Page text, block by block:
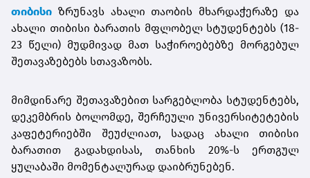
თიბისი ზრუნავს ახალი თაობის მხარდაჭერაზე და
ახალი თიბისი ბარათის მფლობელ სტუდენტებს (18-
23 წელი) მუდმივად მათ საჭიროებებზე მორგებულ
შეთავაზებებს სთავაზობს.
მიმდინარე შეთავაზებით სარგებლობა სტუდენტებს,
დეკემბრის ბოლომდე, შერჩეული უნივერსიტეტების
კაფეტერიებში შეუძლიათ, სადაც ახალი თიბისი
ბარათით გადახდისას, თანხის 20%-ს ერთგულ
ყულაბაში მომენტალურად დაიბრუნებენ.